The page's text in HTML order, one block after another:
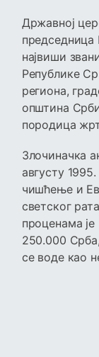
Државној
председница
највиши
Републике
региона,
општина
породица
Злочиначка
августу
чишћење и
светског
проценама
250.000
се воде као